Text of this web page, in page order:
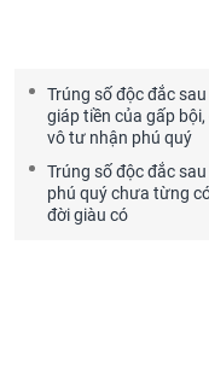
Trúng số độc đắc
giáp tiền của gấp
vô tư nhận phú quý
Trúng số độc đắc
phú quý chưa từng
đời giàu có